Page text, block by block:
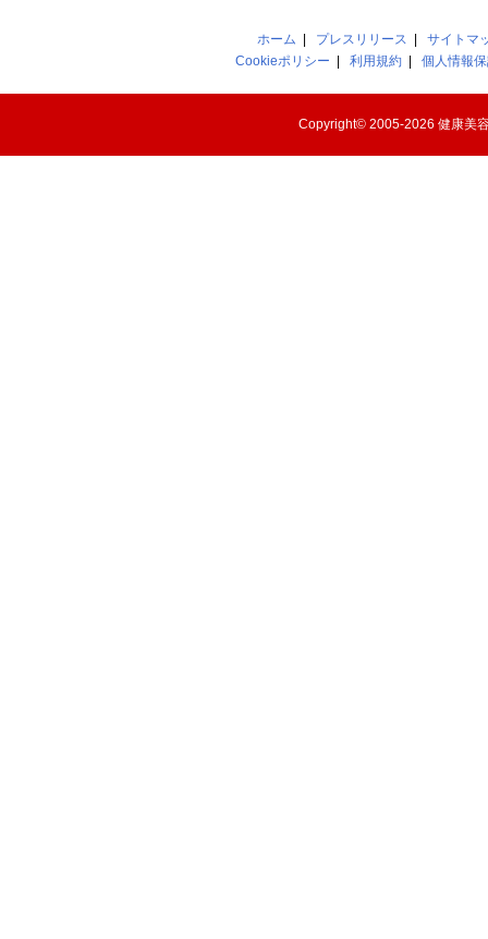
ホーム プレスリリース |サイトマ
Cookieポリシー
|利用規約 |個人情報
Copyright© 2005-2026健康美